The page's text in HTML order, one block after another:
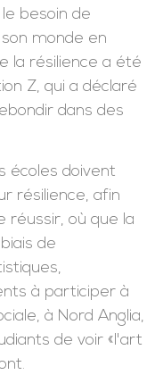
des balles
la façon dont
qui compte.
si nous pouvons
contrôler le
de la vie. Et il
besoin de
monde en
la résilience a été
Z, qui a déclaré
dans des
écoles doivent
résilience, afin